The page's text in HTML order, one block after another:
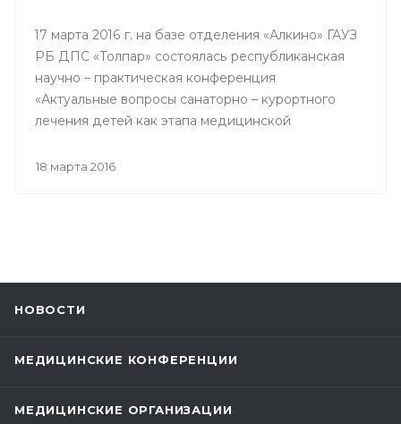
17 марта 2016 г. на базе отделения «Алкино» ГАУЗ
РБ ДПС «Толпар» состоялась республиканская
научно – практическая конференция
«Актуальные вопросы санаторно – курортного
лечения детей как этапа медицинской
санатории», посвященная 80 – летнему юбилею
18 марта 2016
НОВОСТИ
МЕДИЦИНСКИЕ КОНФЕРЕНЦИИ
МЕДИЦИНСКИЕ ОРГАНИЗАЦИИ